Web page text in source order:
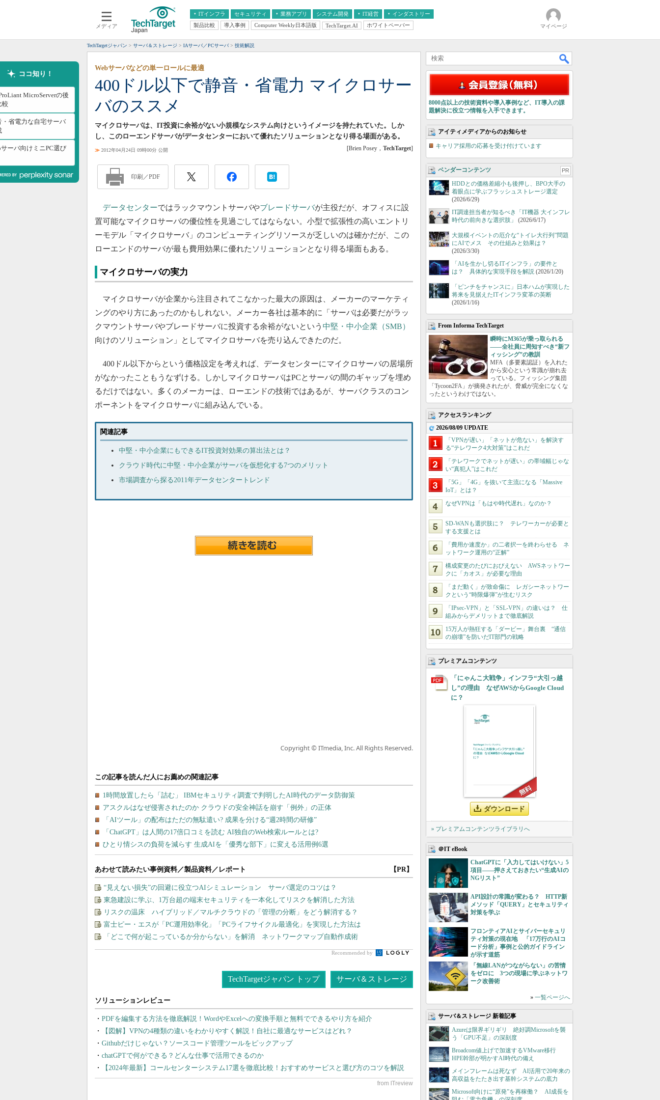
メディア
ITインフラ
クラウド
スマートモバイル
ネットワーク
システム運用管理
セキュリティ 業務アプリ
エンタープライズAI
ERP
CX
情報系システム
システム開発 IT経営
経営とIT
インダストリー
医療IT
製品比較 導入事例 Computer Weekly日本語版 TechTarget.AI ホワイトペーパー マイページ
TechTargetジャパン サーバ＆ストレージ IAサーバ／PCサーバ 技術解説
ココ知り！
MicroServerの後
較
・省電力な自宅サーバ
サーバ向けミニPC選び
400ドル以下で静音・省電力 マイクロサー
バのススメ
Webサーバなどの単一ロールに最適
マイクロサーバは、IT投資に余裕がない小規模なシステム向けというイメージを持たれていた。しか
し、このローエンドサーバがデータセンターにおいて優れたソリューションとなり得る場面がある。
≫ 2012年04月24日 09時00分 公開 [Brien Posey， TechTarget]
印刷／PDF
データセンターではラックマウントサーバやブレードサーバが主役だが、オフィスに設
置可能なマイクロサーバの優位性を見過ごしてはならない。小型で拡張性の高いエントリ
ーモデル「マイクロサーバ」のコンピューティングリソースが乏しいのは確かだが、この
ローエンドのサーバが最も費用効果に優れたソリューションとなり得る場面もある。
マイクロサーバの実力
マイクロサーバが企業から注目されてこなかった最大の原因は、メーカーのマーケティ
ングのやり方にあったのかもしれない。メーカー各社は基本的に「サーバは必要だがラッ
クマウントサーバやブレードサーバに投資する余裕がないという 中堅・中小企業（SMB）
向けのソリューション」としてマイクロサーバを売り込んできたのだ。
400ドル以下からという価格設定を考えれば、データセンターにマイクロサーバの居場所
がなかったこともうなずける。しかしマイクロサーバはPCとサーバの間のギャップを埋め
るだけではない。多くのメーカーは、ローエンドの技術ではあるが、サーバクラスのコン
ポーネントをマイクロサーバに組み込んでいる。
関連記事
中堅・中小企業にもできるIT投資対効果の算出法とは？
クラウド時代に中堅・中小企業がサーバを仮想化する7つのメリット
市場調査から探る2011年データセンタートレンド
Copyright © ITmedia, Inc. All Rights Reserved.
あわせて読みたい事例資料／製品資料／レポート 【PR】
“見えない損失”の回避に役立つAIシミュレーション サーバ選定のコツは？
東急建設に学ぶ、1万台超の端末セキュリティを一本化してリスクを解消した方法
リスクの温床 ハイブリッド／マルチクラウドの「管理の分断」をどう解消する？
富士ピー・エスが「PC運用効率化」「PCライフサイクル最適化」を実現した方法は
「どこで何が起こっているか分からない」を解消 ネットワークマップ自動作成術
Recommended by
TechTargetジャパン トップ サーバ＆ストレージ
PDFを編集する方法を徹底解説！WordやExcelへの変換手順と無料でできるやり方を紹介
【図解】VPNの4種類の違いをわかりやすく解説！自社に最適なサービスはどれ？
Githubだけじゃない？ソースコード管理ツールをピックアップ
chatGPTで何ができる？どんな仕事で活用できるのか
【2024年最新】コールセンターシステム17選を徹底比較！おすすめサービスと選び方のコツを解説
8000点以上の技術資料や導入事例など、IT導入の課
題解決に役立つ情報を入手できます。
アイティメディアからのお知らせ
キャリア採用の応募を受け付けています
ベンダーコンテンツ PR
HDDとの価格差縮小も後押し、BPO大手の
着眼点に学ぶフラッシュストレージ選定
(2026/6/29)
IT調達担当者が知るべき「IT機器 大インフレ
時代の前向きな選択肢」
(2026/6/17)
大規模イベントの厄介な“トイレ大行列”問題
にAIでメス その仕組みと効果は？
(2026/3/30)
「AIを生かし切るITインフラ」の要件と
は？ 具体的な実現手段を解説 (2026/1/20)
「ピンチをチャンスに」日本ハムが実現した
将来を見据えたITインフラ変革の英断
(2026/1/16)
From Informa TechTarget
瞬時にM365が乗っ取られる
――全社員に周知すべき“新フ
ィッシング”の教訓
MFA（多要素認証）を入れた
から安心という常識が崩れ去
っている。フィッシング集団
「Tycoon2FA」が摘発されたが、脅威が完全になくな
ったというわけではない。
アクセスランキング
2026/08/09 UPDATE
「VPNが遅い」「ネットが危ない」を解決す
る“テレワーク4大対策”はこれだ
「テレワークでネットが遅い」の帯域幅じゃな
い“真犯人”はこれだ
「5G」「4G」を抜いて主流になる「Massive
IoT」とは？
なぜVPNは「もはや時代遅れ」なのか？
SD-WANも選択肢に？ テレワーカーが必要と
する支援とは
「費用か速度か」の二者択一を終わらせる ネ
ットワーク運用の“正解”
構成変更のたびにおびえない AWSネットワー
クに「カオス」が必要な理由
「まだ動く」が致命傷に レガシーネットワー
クという“時限爆弾”が生むリスク
「IPsec-VPN」と「SSL-VPN」の違いは？ 仕
組みからデメリットまで徹底解説
15万人が熱狂する「ダービー」舞台裏 “通信
の崩壊”を防いだIT部門の戦略
プレミアムコンテンツ
「にゃんこ大戦争」インフラ“大引っ越
し”の理由 なぜAWSからGoogle Cloud
に？
ダウンロード
» プレミアムコンテンツライブラリへ
＠IT eBook
ChatGPTに「入力してはいけない」5
項目――押さえておきたい“生成AIの
NGリスト”
API設計の常識が変わる？ HTTP新
メソッド「QUERY」とセキュリティ
対策を学ぶ
フロンティアAIとサイバーセキュリ
ティ対策の現在地 「17万行のAIコ
ード分析」事例と公的ガイドライン
が示す道筋
「無線LANがつながらない」の苦情
をゼロに 3つの現場に学ぶネットワ
ーク改善術
» 一覧ページへ
サーバ＆ストレージ 新着記事
Azureは限界ギリギリ 絶好調Microsoftを襲
う「GPU不足」の深刻度
Broadcom値上げで加速するVMware移行
HPE幹部が明かすAI時代の備え
メインフレームは死なず AI活用で20年来の
高収益をたたき出す基幹システムの底力
Microsoft向けに“原発”を再稼働？ AI成長を